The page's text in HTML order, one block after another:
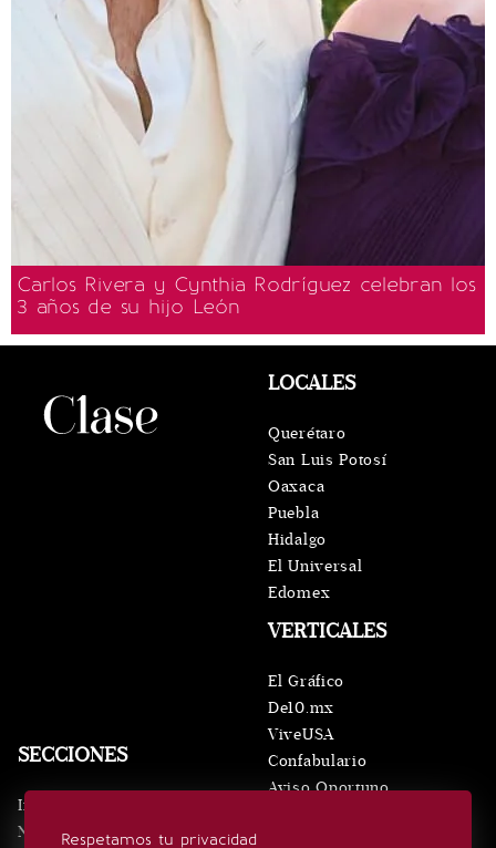
Carlos Rivera y Cynthia Rodríguez celebran los
3 años de su hijo León
Respetamos tu privacidad
SECCIONES
Inicio
Noticias
VERTICALES
El Gráfico
De10.mx
ViveUSA
Confabulario
Aviso Oportuno
LOCALES
Querétaro
San Luis Potosí
Oaxaca
Puebla
Hidalgo
El Universal
Edomex